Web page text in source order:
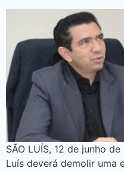
SÃO LUÍS, 12 de junho
Luís deverá demolir uma